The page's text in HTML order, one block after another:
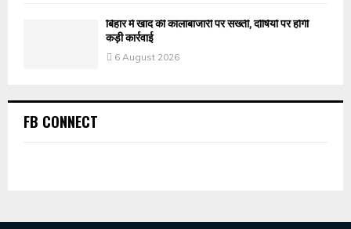
बिहार में खाद की कालाबाजारी पर सख्ती, दोषियों पर होगी
कड़ी कार्रवाई
6 August 2026
FB CONNECT